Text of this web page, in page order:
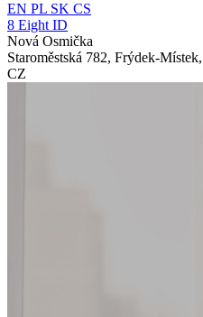
EN PL SK CS
8 Eight ID
Nová Osmička
Staroměstská 782, Frýdek-Místek,
CZ